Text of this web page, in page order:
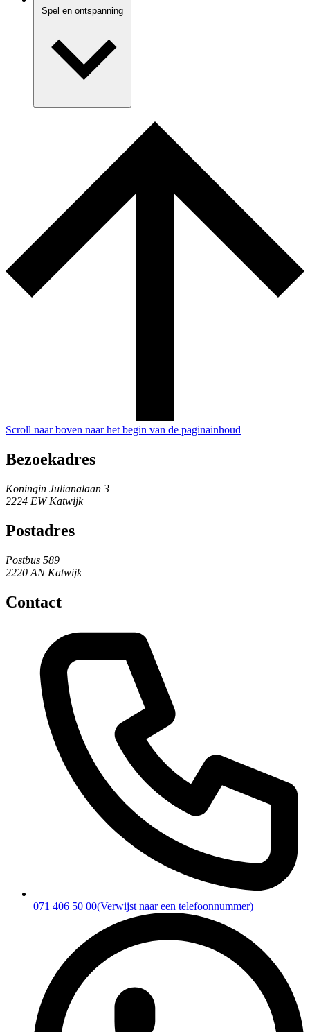
Spel en ontspanning
Scroll naar boven naar het begin van de paginainhoud
Bezoekadres
Koningin Julianalaan 3
2224 EW Katwijk
Postadres
Postbus 589
2220 AN Katwijk
Contact
071 406 50 00(Verwijst naar een telefoonnummer)